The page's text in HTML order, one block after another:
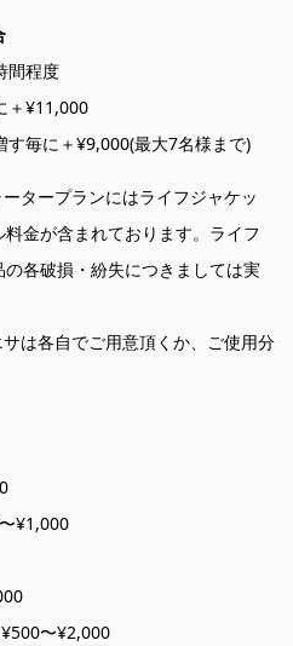
間程度
＋¥11,000
毎に＋¥9,000(最大7名様まで)
タープランにはライフジャケッ
金が含まれております。ライフ
各破損・紛失につきましては実
は各自でご用意頂くか、ご使用分
¥1,000
〜¥2,000